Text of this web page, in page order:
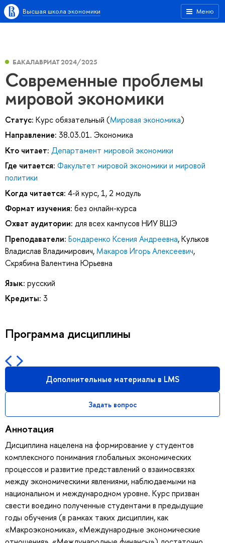
Меню
Высшая школа экономики
БАКАЛАВРИАТ 2024/2025
Современные проблемы
мировой экономики
Статус: Курс обязательный (Мировая экономика)
Направление: 38.03.01. Экономика
Кто читает: Департамент мировой экономики
Где читается: Факультет мировой экономики и мировой
политики
Когда читается: 4-й курс, 1, 2 модуль
Формат изучения: без онлайн-курса
Охват аудитории: для всех кампусов НИУ ВШЭ
Преподаватели: Бондаренко Ксения Андреевна,Кульков
Владислав Владимирович, Макаров Игорь Алексеевич,
Скрябина Валентина Юрьевна
Язык: русский
Кредиты: 3
Программа дисциплины
Дополнительные материалы в LMS
Задать вопрос
Аннотация
Дисциплина нацелена на формирование у студентов
комплексного понимания глобальных экономических
процессов и развитие представлений о взаимосвязях
между экономическими явлениями, наблюдаемыми на
национальном и международном уровне. Курс призван
свести воедино полученные студентами в предыдущие
годы обучения (в рамках таких дисциплин, как
«Макроэкономика», «Международные экономические